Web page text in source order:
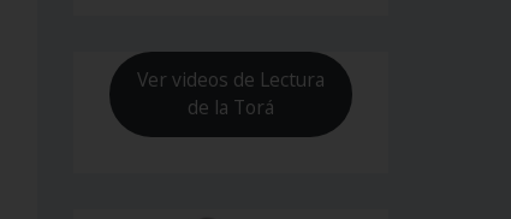
Ver videos de Lectura
de la Torá